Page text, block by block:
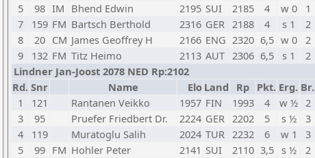
5
98 IM Bhend Edwin 2195 SUI 2185 4 w 0
1
7
159 FM Bartsch Berthold 2316 GER 2188 4 s 1
2
8
20 CM James Geoffrey H 2166 ENG 2320 6,5 w 0
2
9
132 FM Titz Heimo 2113 AUT 2306 6,5 s 1
2
Lindner Jan-Joost 2078 NED Rp:2102
Rd. Snr Name Elo Land Rp Pkt. Erg. Br.
1
121 Rantanen Veikko 1957 FIN 1993 4 w ½ 2
3
95 Pruefer Friedbert Dr. 2224 GER 2202 5 s ½
3
4
119 Muratoglu Salih 2024 TUR 2232 6 w 1
3
5
99 FM Hohler Peter 2141 SUI 2110 3,5 s ½
2